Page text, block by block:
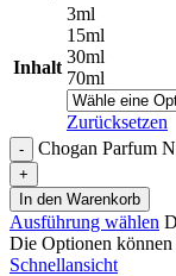
Inhalt
3ml
15ml
30ml
70ml
Zurücksetzen
Chogan Parfum
In den Warenkorb
Ausführung wählen
Die Optionen
Schnellansicht